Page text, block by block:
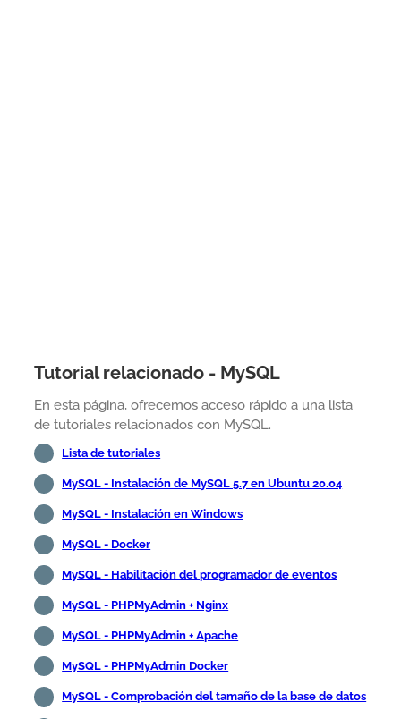
Tutorial relacionado - MySQL
En esta página, ofrecemos acceso rápido a una lista
de tutoriales relacionados con MySQL.
Lista de tutoriales
MySQL - Instalación de MySQL 5.7 en Ubuntu 20.04
MySQL - Instalación en Windows
MySQL - Docker
MySQL - Habilitación del programador de eventos
MySQL - PHPMyAdmin + Nginx
MySQL - PHPMyAdmin + Apache
MySQL - PHPMyAdmin Docker
MySQL - Comprobación del tamaño de la base de datos